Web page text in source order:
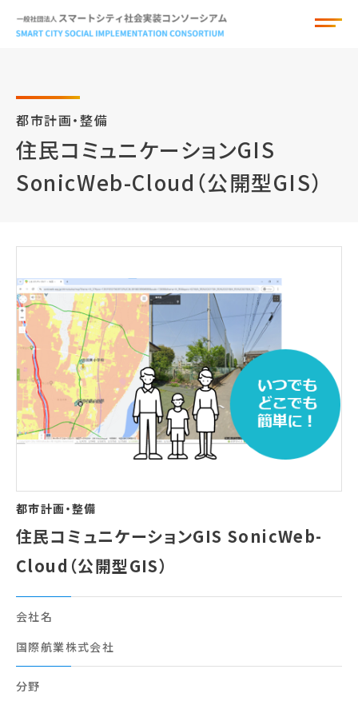
お知らせ
組織概要
アドバイザー
サービスカタログ
会員一覧
お問い合わせ
都市計画・整備
住民コミュニケーションGIS
SonicWeb-Cloud（公開型GIS）
都市計画・整備
住民コミュニケーションGIS SonicWeb-
Cloud（公開型GIS）
会社名
国際航業株式会社
分野